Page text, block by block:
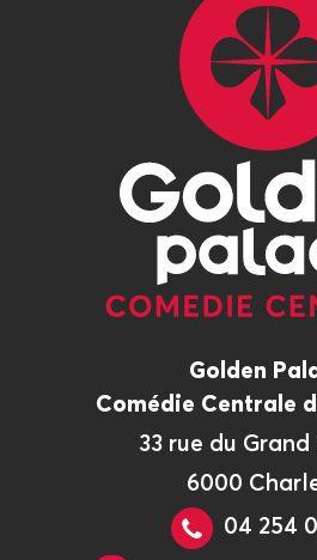
Golden
Comédie Centrale
33 rue du Grand
6000
04 254